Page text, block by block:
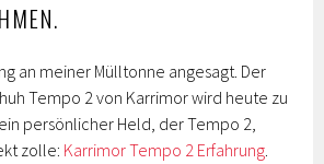
an meiner Mülltonne angesagt. Der
Tempo 2 von Karrimor wird heute zu
persönlicher Held, der Tempo 2,
zolle: Karrimor Tempo 2 Erfahrung.